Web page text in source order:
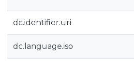
dc.identifier.uri
dc.language.iso